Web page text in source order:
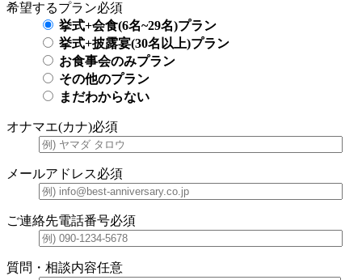
希望するプラン必須
挙式+会食(6名~29名)プラン
挙式+披露宴(30名以上)プラン
お食事会のみプラン
その他のプラン
まだわからない
オナマエ(カナ)必須
メールアドレス必須
ご連絡先電話番号必須
質問・相談内容任意